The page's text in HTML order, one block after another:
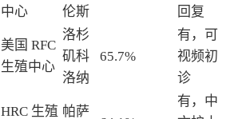
中心
伦斯
回复
美国 RFC
生殖中心
洛杉
矶科
洛纳
65.7%
有，可
视频初
诊
HRC 生殖 帕萨
有，中